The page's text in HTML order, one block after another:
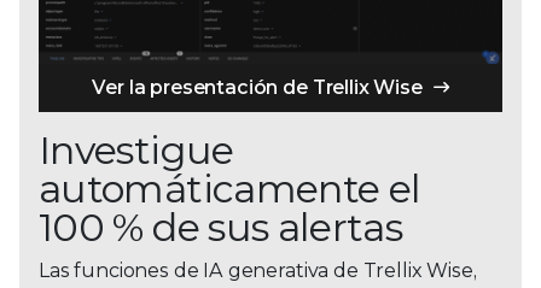
Ver la presentación de Trellix Wise
Investigue
automáticamente el
100 % de sus alertas
Las funciones de IA generativa de Trellix Wise,